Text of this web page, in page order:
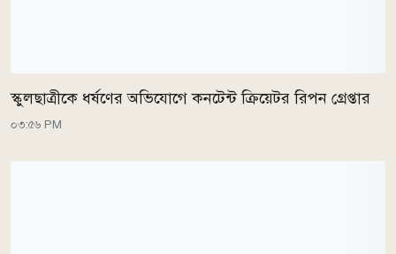
স্কুলছাত্রীকে ধর্ষণের অভিযোগে কনটেন্ট ক্রিয়েটর রিপন গ্রেপ্তার
০৩:৫৬ PM